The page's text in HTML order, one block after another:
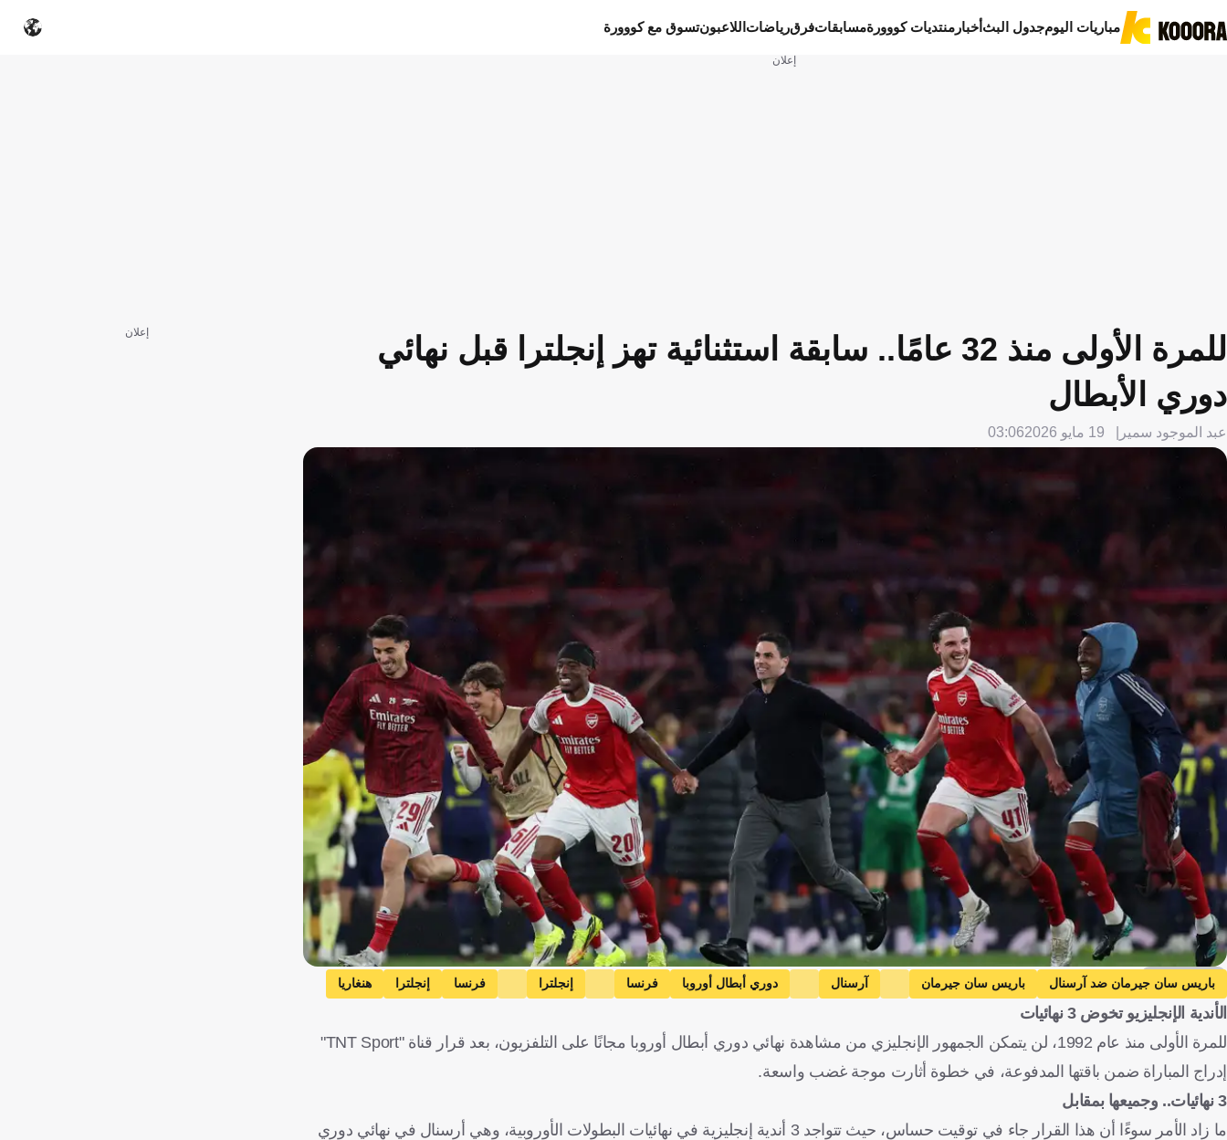
مباريات اليومجدول البثأخبار منتديات كووورةمسابقاتفرقرياضات اللاعبونتسوق مع كووورة
إعلان
للمرة الأولى منذ 32 عامًا.. سابقة استثنائية تهز إنجلترا قبل نهائي
دوري الأبطال
عبد الموجود سمير 19 مايو 2026 03:06
Getty Images
باريس سان جيرمان ضد آرسنال باريس سان جيرمان آرسنال دوري أبطال أوروبا فرنسا إنجلترا فرنسا إنجلترا
هنغاريا
كرة قدم
الأندية الإنجليزيو تخوض 3 نهائيات
للمرة الأولى منذ عام 1992، لن يتمكن الجمهور الإنجليزي من مشاهدة نهائي دوري أبطال أوروبا مجانًا على التلفزيون، بعد قرار قناة "TNT Sport"
إدراج المباراة ضمن باقتها المدفوعة، في خطوة أثارت موجة غضب واسعة.
3 نهائيات.. وجميعها بمقابل
ما زاد الأمر سوءًا أن هذا القرار جاء في توقيت حساس، حيث تتواجد 3 أندية إنجليزية في نهائيات البطولات الأوروبية، وهي أرسنال في نهائي دوري
إعلان